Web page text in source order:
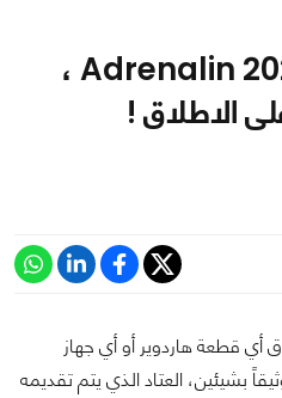
نظرة على تعريف Adrenalin 2020 ،
الاطلاق !
أي قطعة هاردوير أو أي جهاز
بشيئين، العتاد الذي يتم تقديمه